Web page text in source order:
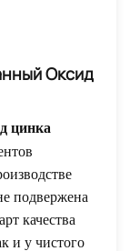
Оксид
цинка
подвержена
качества
и у чистого